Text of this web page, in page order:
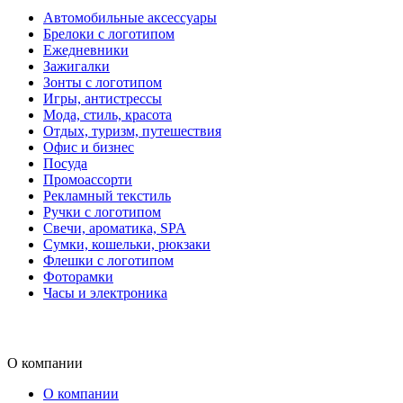
Автомобильные аксессуары
Брелоки с логотипом
Ежедневники
Зажигалки
Зонты с логотипом
Игры, антистрессы
Мода, стиль, красота
Отдых, туризм, путешествия
Офис и бизнес
Посуда
Промоассорти
Рекламный текстиль
Ручки с логотипом
Свечи, ароматика, SPA
Сумки, кошельки, рюкзаки
Флешки с логотипом
Фоторамки
Часы и электроника
О компании
О компании